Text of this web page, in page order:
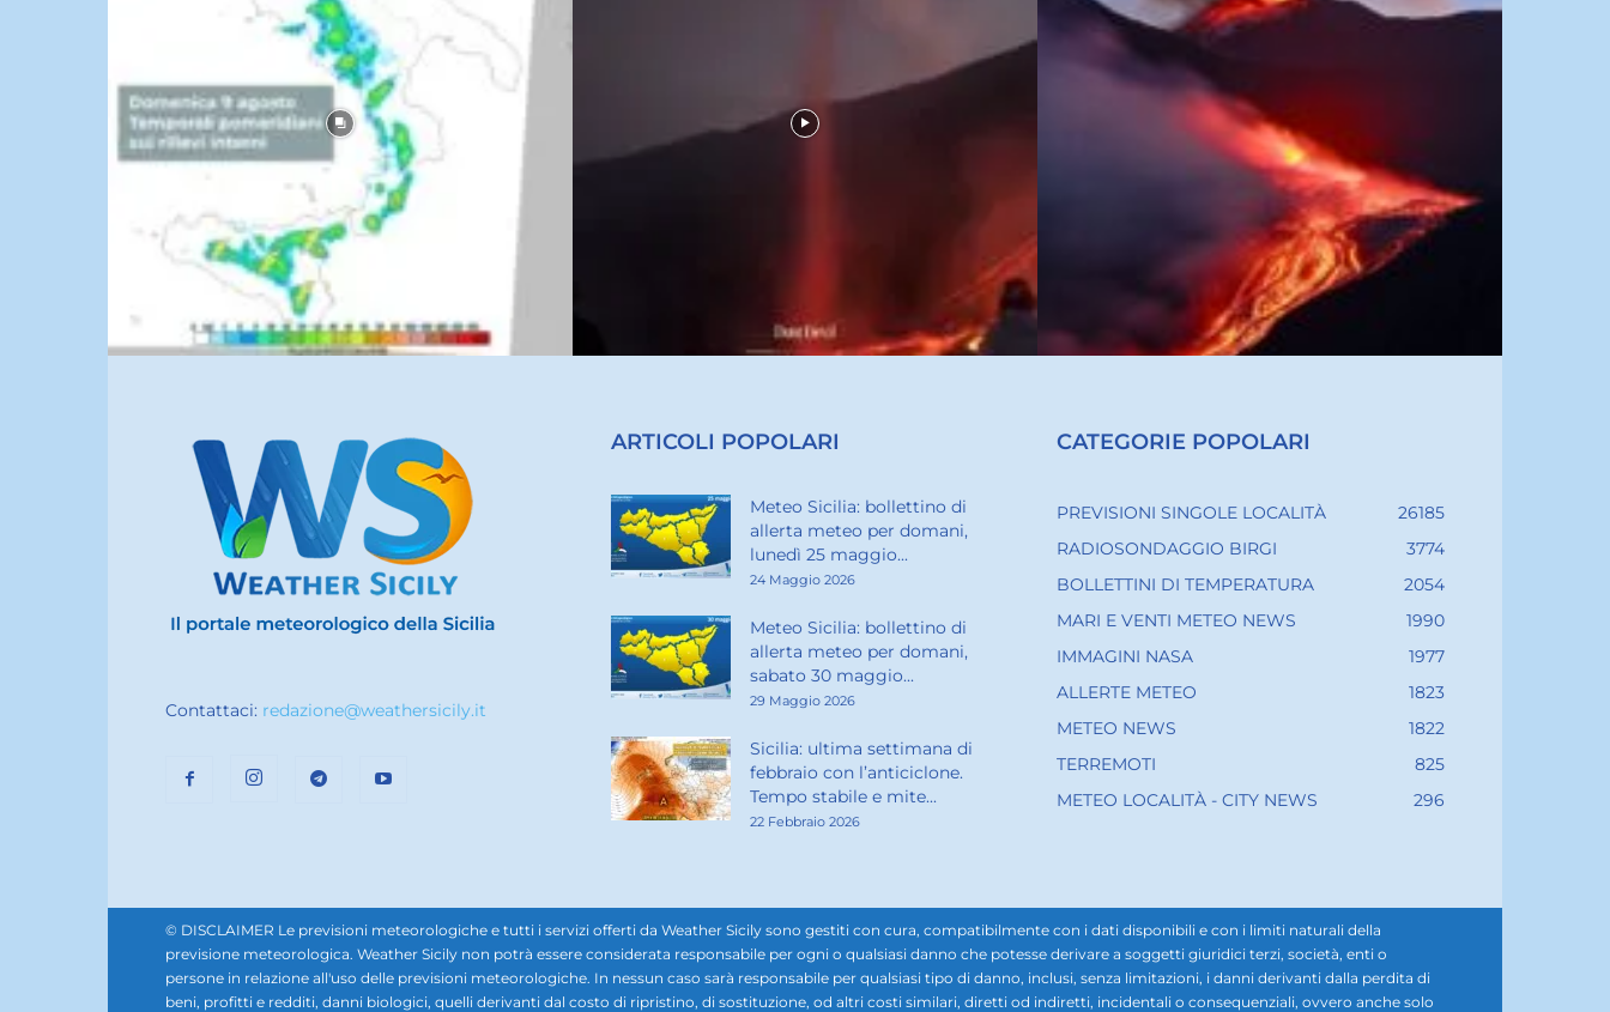
Contattaci: redazione@weathersicily.it
ARTICOLI POPOLARI
Meteo Sicilia: bollettino di
allerta meteo per domani,
lunedì 25 maggio...
24 Maggio 2026
Meteo Sicilia: bollettino di
allerta meteo per domani,
sabato 30 maggio...
29 Maggio 2026
Sicilia: ultima settimana di
febbraio con l’anticiclone.
Tempo stabile e mite...
22 Febbraio 2026
CATEGORIE POPOLARI
PREVISIONI SINGOLE LOCALITÀ
26185
RADIOSONDAGGIO BIRGI
3774
BOLLETTINI DI TEMPERATURA
2054
MARI E VENTI METEO NEWS
1990
IMMAGINI NASA
1977
ALLERTE METEO
1823
METEO NEWS
1822
TERREMOTI
825
METEO LOCALITÀ - CITY NEWS
296
© DISCLAIMER Le previsioni meteorologiche e tutti i servizi offerti da Weather Sicily sono gestiti con cura, compatibilmente con i dati disponibili e con i limiti naturali della
previsione meteorologica. Weather Sicily non potrà essere considerata responsabile per ogni o qualsiasi danno che potesse derivare a soggetti giuridici terzi, società, enti o
persone in relazione all'uso delle previsioni meteorologiche. In nessun caso sarà responsabile per qualsiasi tipo di danno, inclusi, senza limitazioni, i danni derivanti dalla perdita di
beni, profitti e redditi, danni biologici, quelli derivanti dal costo di ripristino, di sostituzione, od altri costi similari, diretti od indiretti, incidentali o consequenziali, ovvero anche solo